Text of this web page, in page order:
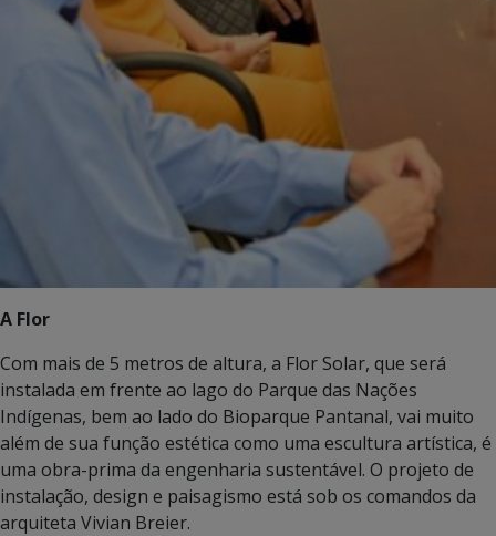
A Flor
Com mais de 5 metros de altura, a Flor Solar, que será
instalada em frente ao lago do Parque das Nações
Indígenas, bem ao lado do Bioparque Pantanal, vai muito
além de sua função estética como uma escultura artística, é
uma obra-prima da engenharia sustentável. O projeto de
instalação, design e paisagismo está sob os comandos da
arquiteta Vivian Breier.